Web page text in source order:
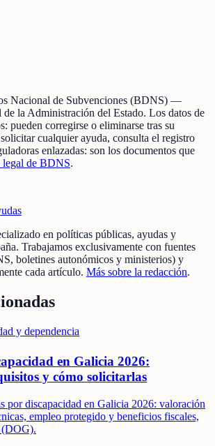
Nacional de Subvenciones (BDNS) —
la Administración del Estado. Los datos de
pueden corregirse o eliminarse tras su
cualquier ayuda, consulta el registro
enlazadas: son los documentos que
legal de BDNS.
en políticas públicas, ayudas y
Trabajamos exclusivamente con fuentes
boletines autonómicos y ministerios) y
cada artículo. Más sobre la redacción.
y dependencia
en Galicia 2026:
y cómo solicitarlas
por discapacidad en Galicia 2026: valoración
empleo protegido y beneficios fiscales,
(DOG).